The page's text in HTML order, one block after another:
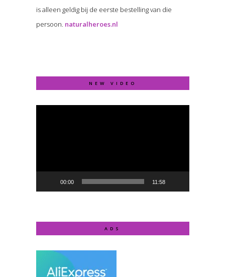
is alleen geldig bij de eerste bestelling van die
persoon. naturalheroes.nl
NEW VIDEO
Video
00:00 11:58
ADS